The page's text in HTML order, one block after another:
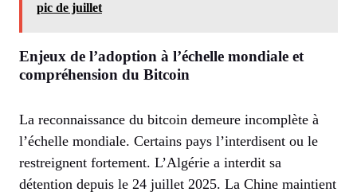
pic de juillet
Enjeux de l’adoption à l’échelle mondiale et
compréhension du Bitcoin
La reconnaissance du bitcoin demeure incomplète à
l’échelle mondiale. Certains pays l’interdisent ou le
restreignent fortement. L’Algérie a interdit sa
détention depuis le 24 juillet 2025. La Chine maintient